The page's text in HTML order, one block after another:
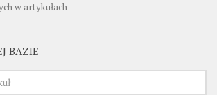
w artykułach
BAZIE